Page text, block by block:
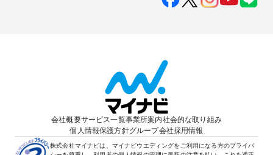
会社概要サービス一覧事業所案内社会的な取り組み
個人情報保護方針グループ会社採用情報
株式会社マイナビは、マイナビウエディングをご利用になる方のプライバ